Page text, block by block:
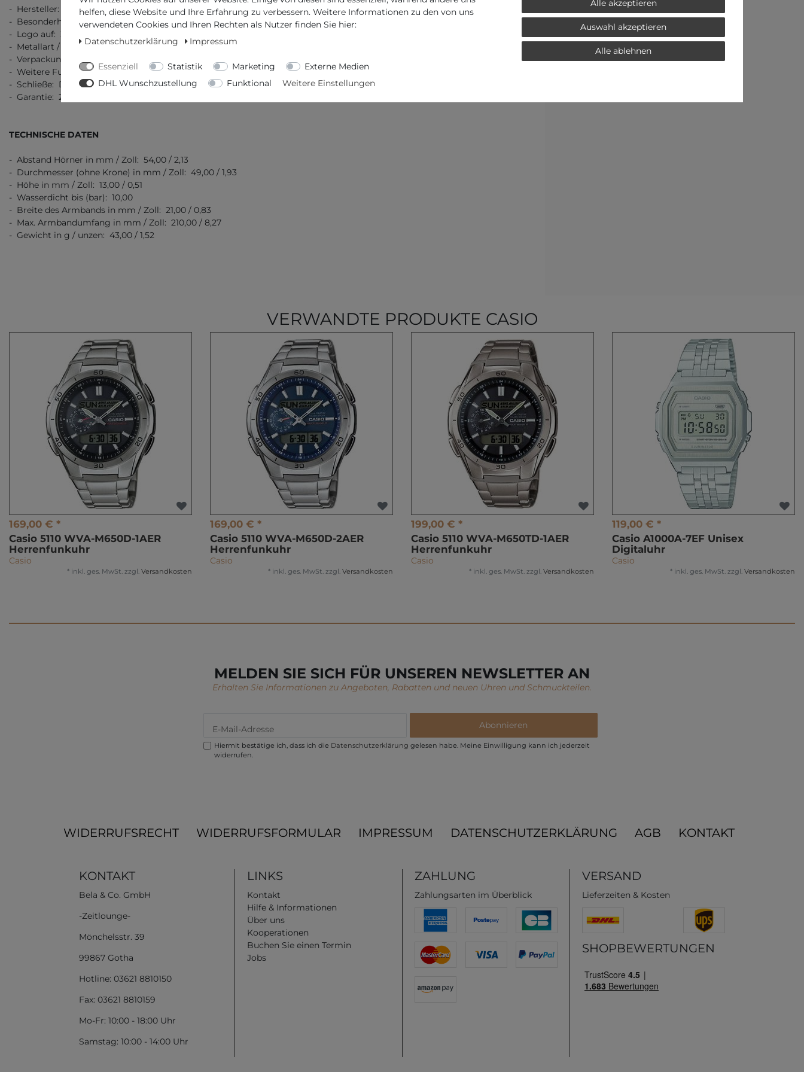
- Hersteller: Casio
- Besonderheit: Solarbetrieb
- Logo auf: Ziffernblatt, Schließe, Boden
- Metallart / Stempel: Edelstahl 316L
- Verpackung: Originalverpackung mit Dokumenten
- Weitere Funktionen: Stoppuhr, 2. Zeitzone & Weckzeit
- Schließe: Dornschließe
- Garantie: 2 Jahre Garantie
TECHNISCHE DATEN
- Abstand Hörner in mm / Zoll: 54,00 / 2,13
- Durchmesser (ohne Krone) in mm / Zoll: 49,00 / 1,93
- Höhe in mm / Zoll: 13,00 / 0,51
- Wasserdicht bis (bar): 10,00
- Breite des Armbands in mm / Zoll: 21,00 / 0,83
- Max. Armbandumfang in mm / Zoll: 210,00 / 8,27
- Gewicht in g / unzen: 43,00 / 1,52
VERWANDTE PRODUKTE CASIO
169,00 € *
Casio 5110 WVA-M650D-1AER
Herrenfunkuhr
Casio
* inkl. ges. MwSt. zzgl. Versandkosten
169,00 € *
Casio 5110 WVA-M650D-2AER
Herrenfunkuhr
Casio
* inkl. ges. MwSt. zzgl. Versandkosten
199,00 € *
Casio 5110 WVA-M650TD-1AER
Herrenfunkuhr
Casio
* inkl. ges. MwSt. zzgl. Versandkosten
119,00 € *
Casio A1000A-7EF Unisex
Digitaluhr
Casio
* inkl. ges. MwSt. zzgl. Versandkosten
MELDEN SIE SICH FÜR UNSEREN NEWSLETTER AN
Erhalten Sie Informationen zu Angeboten, Rabatten und neuen Uhren und Schmuckteilen.
Abonnieren
Hiermit bestätige ich, dass ich die Daten­schutz­erklärung gelesen habe. Meine Einwilligung kann ich jederzeit
widerrufen.
WIDERRUFSRECHT WIDERRUFSFORMULAR IMPRESSUM DATENSCHUTZERKLÄRUNG AGB KONTAKT
KONTAKT
Bela & Co. GmbH
-Zeitlounge-
Mönchelsstr. 39
99867 Gotha
Hotline: 03621 8810150
Fax: 03621 8810159
Mo-Fr: 10:00 - 18:00 Uhr
Samstag: 10:00 - 14:00 Uhr
LINKS
Kontakt
Hilfe & Informationen
Über uns
Kooperationen
Buchen Sie einen Termin
Jobs
ZAHLUNG
Zahlungsarten im Überblick
VERSAND
Lieferzeiten & Kosten
SHOPBEWERTUNGEN
helfen, diese Website und Ihre Erfahrung zu verbessern. Weitere Informationen zu den von uns
verwendeten Cookies und Ihren Rechten als Nutzer finden Sie hier:
Datenschutzerklärung
Impressum
Essenziell Statistik Marketing
Externe Medien
DHL Wunschzustellung
Funktional Weitere Einstellungen
Alle akzeptieren
Auswahl akzeptieren
Alle ablehnen